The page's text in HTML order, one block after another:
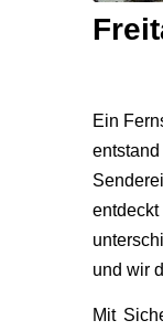
Ein
und wir
Mit